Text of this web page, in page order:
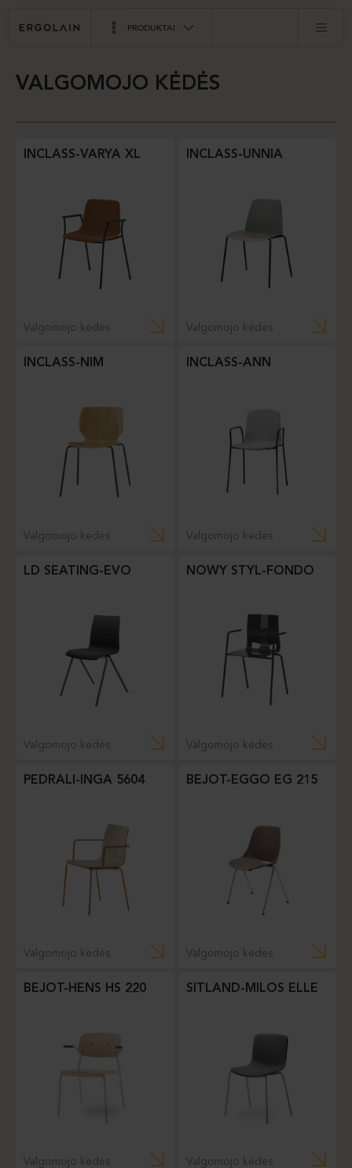
PRODUKTAI
VALGOMOJO KĖDĖS
INCLASS-VARYA XL
Valgomojo kėdės
INCLASS-UNNIA
Valgomojo kėdės
INCLASS-NIM
Valgomojo kėdės
INCLASS-ANN
Valgomojo kėdės
LD SEATING-EVO
Valgomojo kėdės
NOWY STYL-FONDO
Valgomojo kėdės
PEDRALI-INGA 5604
Valgomojo kėdės
BEJOT-EGGO EG 215
Valgomojo kėdės
BEJOT-HENS HS 220
Valgomojo kėdės
SITLAND-MILOS ELLE
Valgomojo kėdės